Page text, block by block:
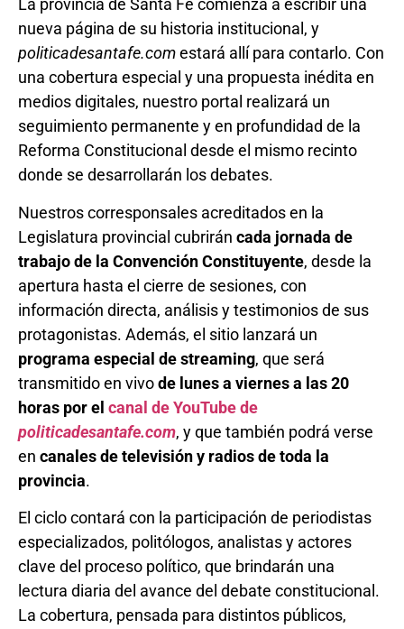
La provincia de Santa Fe comienza a escribir una
nueva página de su historia institucional, y
politicadesantafe.comestará allí para contarlo. Con
una cobertura especial y una propuesta inédita en
medios digitales, nuestro portal realizará un
seguimiento permanente y en profundidad de la
Reforma Constitucional desde el mismo recinto
donde se desarrollarán los debates.
Nuestros corresponsales acreditados en la
Legislatura provincial cubrirán cada jornada de
trabajo de la Convención Constituyente, desde la
apertura hasta el cierre de sesiones, con
información directa, análisis y testimonios de sus
protagonistas. Además, el sitio lanzará un
programa especial de streaming, que será
transmitido en vivode lunes a viernes a las 20
horas por el canal de YouTube de
politicadesantafe.com, y que también podrá verse
en canales de televisión y radios de toda la
provincia.
El ciclo contará con la participación de periodistas
especializados, politólogos, analistas y actores
clave del proceso político, que brindarán una
lectura diaria del avance del debate constitucional.
La cobertura, pensada para distintos públicos,